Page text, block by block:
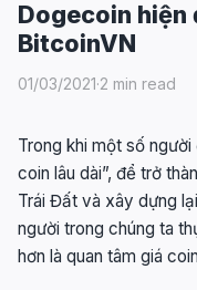
Dogecoin hiện
BitcoinVN
01/03/2021·2 min read
Trong khi một số
coin lâu dài”, để trở
Trái Đất và xây dựng
người trong chúng ta
hơn là quan tâm giá